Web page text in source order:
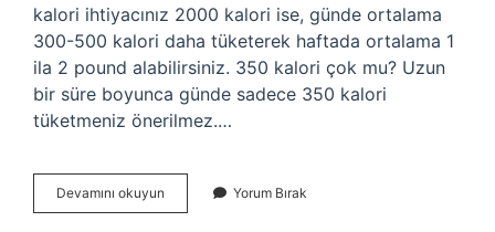
kalori ihtiyacınız 2000 kalori ise, günde ortalama
300-500 kalori daha tüketerek haftada ortalama 1
ila 2 pound alabilirsiniz. 350 kalori çok mu? Uzun
bir süre boyunca günde sadece 350 kalori
tüketmeniz önerilmez.…
Devamını okuyun
Kcal
Yorum Bırak